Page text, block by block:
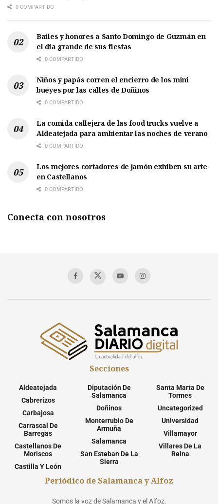
0 COMPARTIDO
Bailes y honores a Santo Domingo de Guzmán en
el día grande de sus fiestas
0 COMPARTIDO
Niños y papás corren el encierro de los mini
bueyes por las calles de Doñinos
0 COMPARTIDO
La comida callejera de las food trucks vuelve a
Aldeatejada para ambientar las noches de verano
0 COMPARTIDO
Los mejores cortadores de jamón exhiben su arte
en Castellanos
0 COMPARTIDO
Conecta con nosotros
Secciones
Aldeatejada
Cabrerizos
Carbajosa
Carrascal De
Barregas
Castellanos De
Moriscos
Castilla Y León
Diputación De
Salamanca
Doñinos
Monterrubio De
Armuña
Salamanca
San Esteban De La
Sierra
Santa Marta De
Tormes
Uncategorized
Universidad
Villamayor
Villares De La
Reina
Periódico de Salamanca y Alfoz
Somos la voz de Salamanca y el Alfoz.